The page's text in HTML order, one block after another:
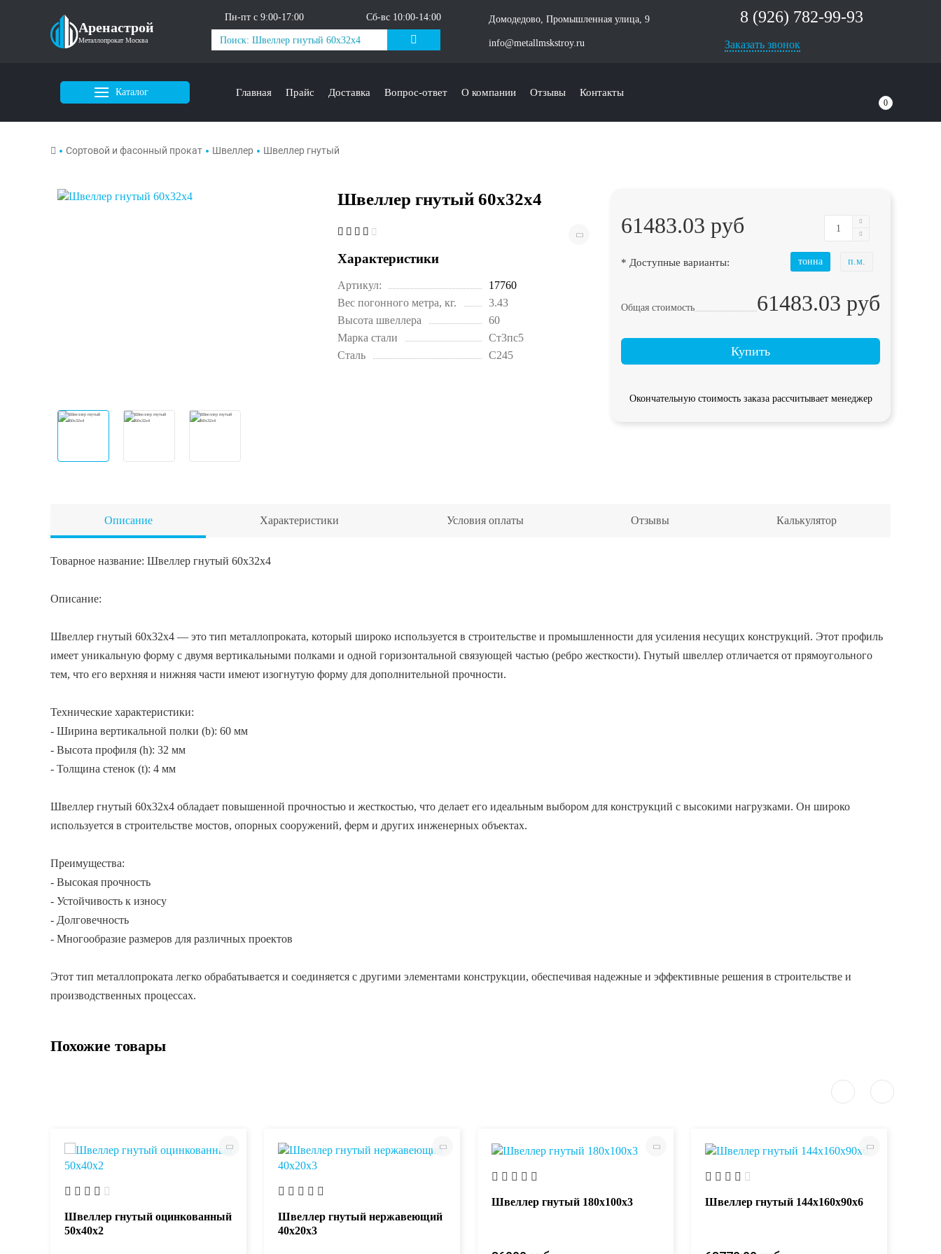
Аренастрой
Металлопрокат Москва
Пн-пт с 9:00-17:00 Сб-вс 10:00-14:00 Домодедово, Промышленная улица, 9
info@metallmskstroy.ru
8 (926) 782-99-93
Заказать звонок
Каталог Главная Прайс Доставка Вопрос-ответ О компании Отзывы Контакты
0
Сортовой и фасонный прокат Швеллер Швеллер гнутый
Швеллер гнутый 60x32x4
Характеристики
Артикул:
17760
Вес погонного метра, кг.
3.43
Высота швеллера
60
Марка стали
Ст3пс5
Сталь
С245
61483.03 руб
* Доступные варианты: тонна п.м.
Общая стоимость 61483.03 руб
Купить
Окончательную стоимость заказа рассчитывает менеджер
Описание Характеристики Условия оплаты Отзывы Калькулятор
Товарное название: Швеллер гнутый 60x32x4
Описание:
Швеллер гнутый 60x32x4 — это тип металлопроката, который широко используется в строительстве и промышленности для усиления несущих конструкций. Этот профиль
имеет уникальную форму с двумя вертикальными полками и одной горизонтальной связующей частью (ребро жесткости). Гнутый швеллер отличается от прямоугольного
тем, что его верхняя и нижняя части имеют изогнутую форму для дополнительной прочности.
Технические характеристики:
- Ширина вертикальной полки (b): 60 мм
- Высота профиля (h): 32 мм
- Толщина стенок (t): 4 мм
Швеллер гнутый 60x32x4 обладает повышенной прочностью и жесткостью, что делает его идеальным выбором для конструкций с высокими нагрузками. Он широко
используется в строительстве мостов, опорных сооружений, ферм и других инженерных объектах.
Преимущества:
- Высокая прочность
- Устойчивость к износу
- Долговечность
- Многообразие размеров для различных проектов
Этот тип металлопроката легко обрабатывается и соединяется с другими элементами конструкции, обеспечивая надежные и эффективные решения в строительстве и
производственных процессах.
Похожие товары
Швеллер гнутый оцинкованный
50х40х2
Швеллер гнутый нержавеющий
40х20х3
Швеллер гнутый 180х100х3 Швеллер гнутый 144х160х90х6